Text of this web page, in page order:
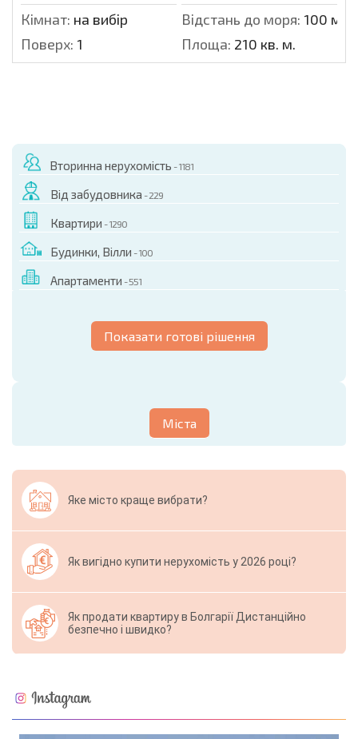
Кімнат: на вибір Відстань до моря: 100 м.
Поверх: 1 Площа: 210 кв. м.
Вторинна нерухомість - 1181
Від забудовника - 229
Квартири - 1290
Будинки, Вілли - 100
Апартаменти - 551
Показати готові рішення
Міста
Яке місто краще вибрати?
Як вигідно купити нерухомість у 2026 році?
Як продати квартиру в Болгарії Дистанційно
безпечно і швидко?